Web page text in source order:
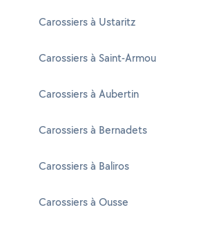
Carossiers à Ustaritz
Carossiers à Saint-Armou
Carossiers à Aubertin
Carossiers à Bernadets
Carossiers à Baliros
Carossiers à Ousse